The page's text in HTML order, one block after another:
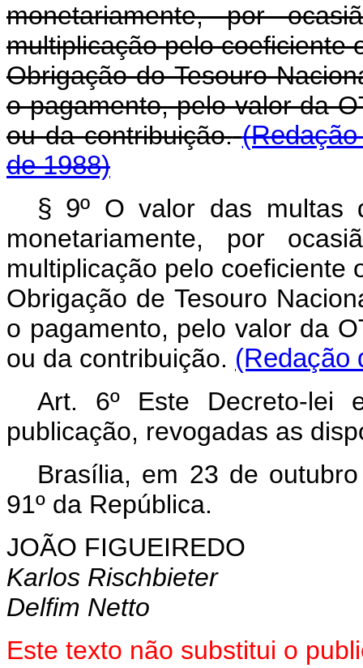
monetariamente, por
multiplicação pelo coeficiente
Obrigação do Tesouro
o pagamento, pelo valor da
ou da contribuição.
de 1988)
§ 9º O valor das multas
monetariamente, por
multiplicação pelo coeficiente
Obrigação de Tesouro
o pagamento, pelo valor da
ou da contribuição. (Redação
Art. 6º Este Decreto-lei
publicação, revogadas as
Brasília, em 23 de
91º da República.
JOÃO FIGUEIREDO
Karlos Rischbieter
Delfim Netto
Este texto não substitui o